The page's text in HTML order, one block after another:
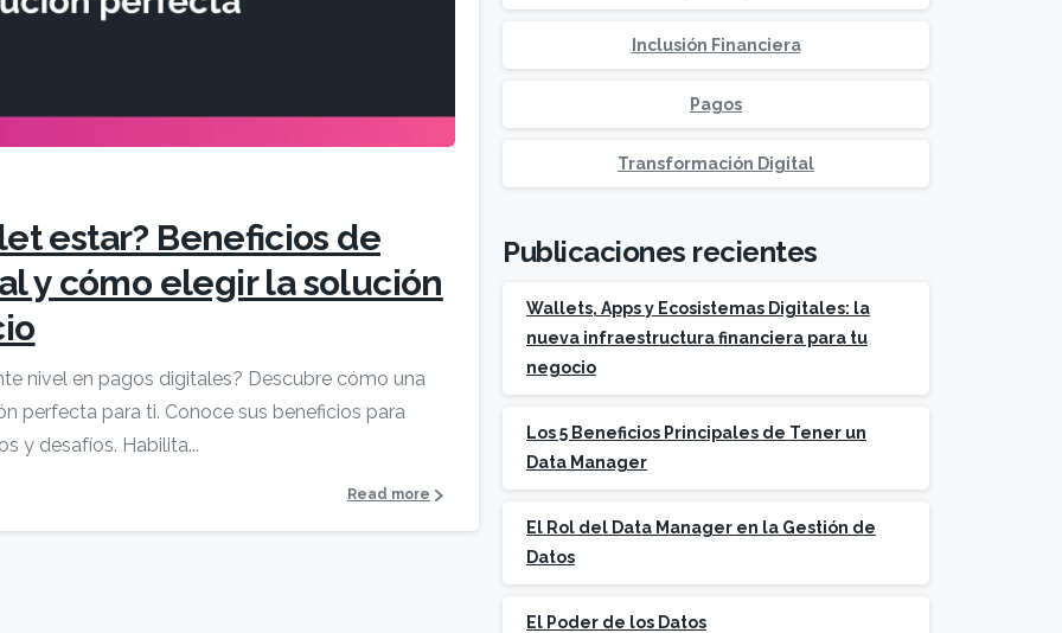
estar? Beneficios de
y cómo elegir la solución
nivel en pagos digitales? Descubre cómo una
perfecta para ti. Conoce sus beneficios para
y desafíos. Habilita...
Read more
Inclusión Financiera
Pagos
Transformación Digital
Publicaciones recientes
Wallets, Apps y Ecosistemas Digitales: la
nueva infraestructura financiera para tu
negocio
Los 5 Beneficios Principales de Tener un
Data Manager
El Rol del Data Manager en la Gestión de
Datos
El Poder de los Datos